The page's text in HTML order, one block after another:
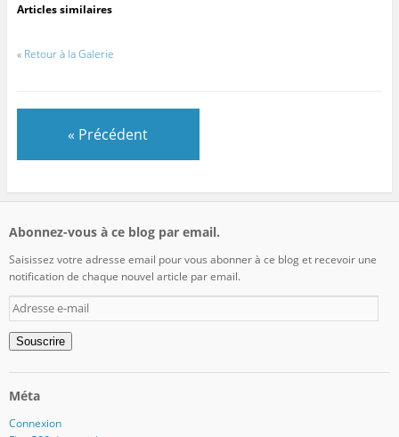
Articles similaires
« Retour à la Galerie
« Précédent
Abonnez-vous à ce blog par email.
Saisissez votre adresse email pour vous abonner à ce blog et recevoir une
notification de chaque nouvel article par email.
Adresse
e-
mail
Souscrire
Méta
Connexion